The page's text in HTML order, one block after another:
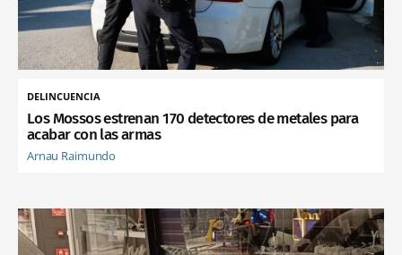
DELINCUENCIA
Los Mossos estrenan 170 detectores de metales para
acabar con las armas
Arnau Raimundo